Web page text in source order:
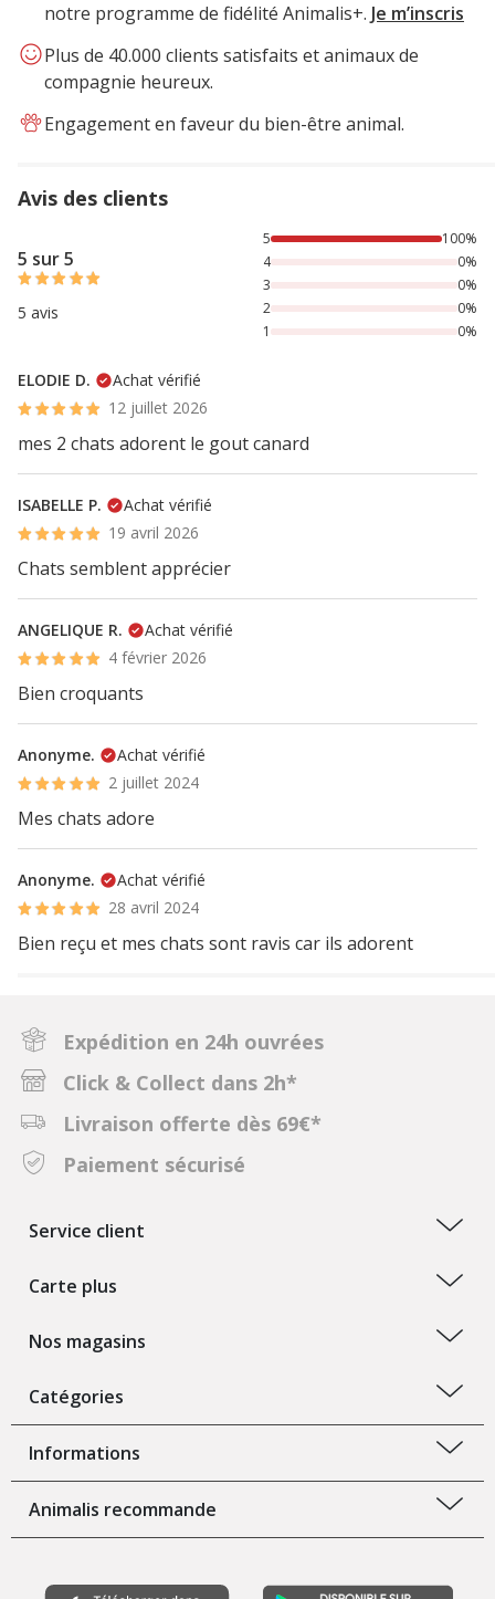
notre programme de fidélité Animalis+. Je m’inscris
Plus de 40.000 clients satisfaits et animaux de
compagnie heureux.
Engagement en faveur du bien-être animal.
Avis des clients
5 sur 5
5 avis
100% des personnes lont noté avec {1} étoiles,
5
100%
4
0%
3
0%
2
0%
1
0%
ELODIE D.
Achat vérifié
12 juillet 2026
mes 2 chats adorent le gout canard
ISABELLE P.
Achat vérifié
19 avril 2026
Chats semblent apprécier
ANGELIQUE R.
Achat vérifié
4 février 2026
Bien croquants
Anonyme.
Achat vérifié
2 juillet 2024
Mes chats adore
Anonyme.
Achat vérifié
28 avril 2024
Bien reçu et mes chats sont ravis car ils adorent
Expédition en 24h ouvrées
Click & Collect dans 2h*
Livraison offerte dès 69€*
Paiement sécurisé
Service client
Carte plus
Nos magasins
Catégories
Informations
Animalis recommande